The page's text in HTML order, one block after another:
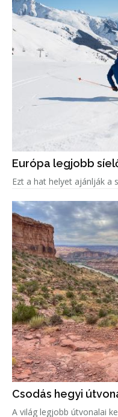
Európa legjobb
Ezt a hat helyet ajánlják a
Csodás hegyi
A világ legjobb útvonalai